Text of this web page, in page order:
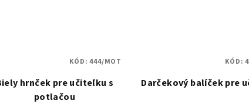
hrnček pre učiteľku s
potlačou
KÓD:444/MOT
Darčekový balíček pre
KÓD: